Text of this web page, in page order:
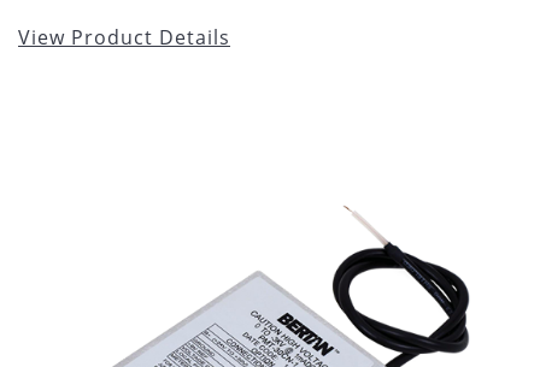
View Product Details